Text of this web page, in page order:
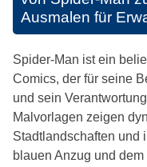
Ausmalen für
Spider-Man ist ein
Comics, der für seine
und sein
Malvorlagen zeigen
Stadtlandschaften und
blauen Anzug und